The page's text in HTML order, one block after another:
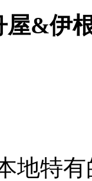
屋&伊
地特有